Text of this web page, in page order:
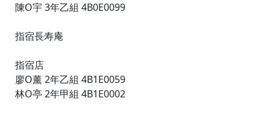
陳O宇 3年乙組 4B0E0099
指宿長寿庵
指宿店
廖O薰 2年乙組 4B1E0059
林O亭 2年甲組 4B1E0002